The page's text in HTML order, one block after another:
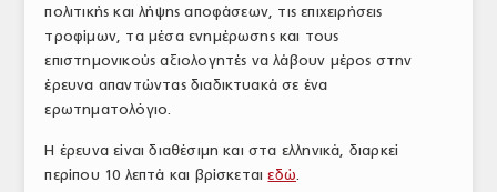
ΑΡΧΕΙΟ ΤΕΥΧΩΝ
ΣΥΝΕΔΡΙΟ ΚΡΕΑΤΟΣ
πολιτικής και λήψης αποφάσεων, τις επιχειρήσεις
τροφίμων, τα μέσα ενημέρωσης και τους
επιστημονικούς αξιολογητές να λάβουν μέρος στην
έρευνα απαντώντας διαδικτυακά σε ένα
ερωτηματολόγιο.
Η έρευνα είναι διαθέσιμη και στα ελληνικά, διαρκεί
περίπου 10 λεπτά και βρίσκεταιεδώ.